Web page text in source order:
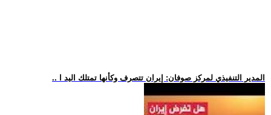
.. المدير التنفيذي لمركز صوفان: إيران تتصرف وكأنها تمتلك اليد ا